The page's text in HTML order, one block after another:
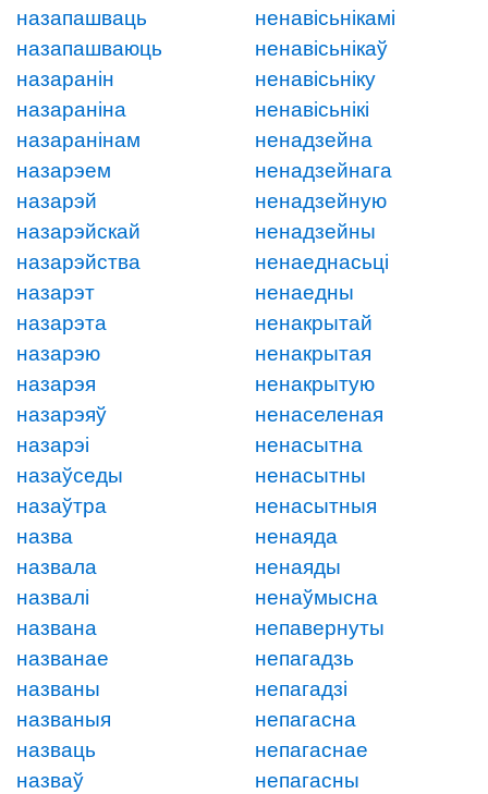
назапашваць
назапашваюць
назаранін
назараніна
назаранінам
назарэем
назарэй
назарэйскай
назарэйства
назарэт
назарэта
назарэю
назарэя
назарэяў
назарэі
назаўседы
назаўтра
назва
назвала
назвалі
названа
названае
названы
названыя
назваць
назваў
ненавісьнікамі
ненавісьнікаў
ненавісьніку
ненавісьнікі
ненадзейна
ненадзейнага
ненадзейную
ненадзейны
ненаеднасьці
ненаедны
ненакрытай
ненакрытая
ненакрытую
ненаселеная
ненасытна
ненасытны
ненасытныя
ненаяда
ненаяды
ненаўмысна
непавернуты
непагадзь
непагадзі
непагасна
непагаснае
непагасны